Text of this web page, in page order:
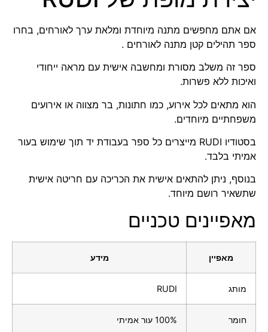
אם אתם מחפשים מתנה מיוחדת ומלאת ערך לאורחים, בחרו
ספר תהילים קטן מתנה לאורחים .
ספר זה משלב מסורת ומחשבה אישית עם מראה ייחודי
ואיכות ללא פשרות.
הוא מתאים לכל אירוע, כמו חתונות, בר מצווה או אירועים
משפחתיים מיוחדים.
בסטודיו RUDI מייצרים כל ספר בעבודת יד תוך שימוש בעור
אמיתי בלבד.
בנוסף, ניתן להתאים אישית את הכריכה עם חריטה אישית
שתשאיר רושם מיוחד.
מאפיינים טכניים
מאפיין מידע
מותג RUDI
חומר 100% עור אמיתי